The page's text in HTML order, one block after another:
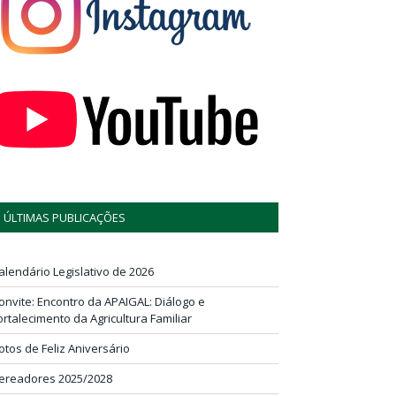
ÚLTIMAS PUBLICAÇÕES
Legislativo de 2026
Encontro da APAIGAL: Diálogo e
da Agricultura Familiar
de Feliz Aniversário
2025/2028